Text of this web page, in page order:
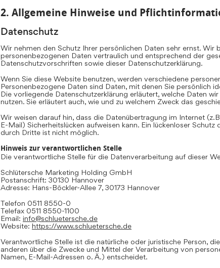
2. Allgemeine Hinweise und
Datenschutz
Wir nehmen den Schutz Ihrer persönlichen Daten sehr ernst. Wir
personenbezogenen Daten vertraulich und entsprechend der
Datenschutzvorschriften sowie dieser Datenschutzerklärung.
Wenn Sie diese Website benutzen, werden verschiedene
Personenbezogene Daten sind Daten, mit denen Sie persönlich
Die vorliegende Datenschutzerklärung erläutert, welche Daten
nutzen. Sie erläutert auch, wie und zu welchem Zweck das
Wir weisen darauf hin, dass die Datenübertragung im Internet
E-Mail) Sicherheitslücken aufweisen kann. Ein lückenloser
durch Dritte ist nicht möglich.
Hinweis zur verantwortlichen Stelle
Die verantwortliche Stelle für die Datenverarbeitung auf dieser
Schlütersche Marketing Holding GmbH
Postanschrift: 30130 Hannover
Adresse: Hans-Böckler-Allee 7, 30173 Hannover
Telefon 0511 8550-0
Telefax 0511 8550-1100
Email: info@schluetersche.de
Website: https://www.schluetersche.de
Verantwortliche Stelle ist die natürliche oder juristische Person,
anderen über die Zwecke und Mittel der Verarbeitung von
Namen, E-Mail-Adressen o. Ä.) entscheidet.